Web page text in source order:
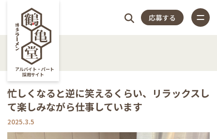
アルバイト・パート
採用サイト
スタッフアンケート
応募する
4つの
こだ
わり
事
内
アンケー
ト
長
紹
利
厚 記
舗
一
ある
質問
忙しくなると逆に笑えるくらい、リラックスし
て楽しみながら仕事しています
2025.3.5